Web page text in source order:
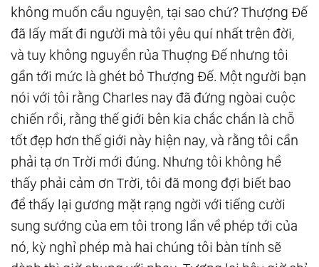
không muốn cầu nguyện, tại sao chứ? Thượng Đế
đã lấy mất đi người mà tôi yêu quí nhất trên đời,
và tuy không nguyền rủa Thuợng Đế nhưng tôi
gần tới mức là ghét bỏ Thượng Đế. Một người bạn
nói với tôi rằng Charles nay đã đứng ngòai cuộc
chiến rồi, rằng thế giới bên kia chắc chắn là chỗ
tốt đẹp hơn thế giới này hiện nay, và rằng tôi cần
phải tạ ơn Trời mới đúng. Nhưng tôi không hề
thấy phải cảm ơn Trời, tôi đã mong đợi biết bao
để thấy lại gương mặt rạng ngời với tiếng cười
sung sướng của em tôi trong lần về phép tới của
nó, kỳ nghỉ phép mà hai chúng tôi bàn tính sẽ